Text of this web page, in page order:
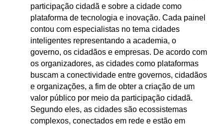
participação cidadã e sobre a cidade como
plataforma de tecnologia e inovação. Cada painel
contou com especialistas no tema cidades
inteligentes representando a academia, o
governo, os cidadãos e empresas. De acordo com
os organizadores, as cidades como plataformas
buscam a conectividade entre governos, cidadãos
e organizações, a fim de obter a criação de um
valor público por meio da participação cidadã.
Segundo eles, as cidades são ecossistemas
complexos, conectados em rede e estão em